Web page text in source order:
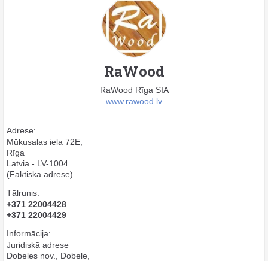
RaWood
RaWood Rīga SIA
www.rawood.lv
Adrese:
Mūkusalas iela 72E,
Rīga
Latvia - LV-1004
(Faktiskā adrese)
Tālrunis:
+371 22004428
+371 22004429
Informācija:
Juridiskā adrese
Dobeles nov., Dobele,